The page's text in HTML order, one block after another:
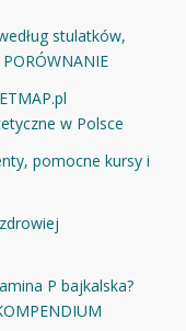
stulatków,
w Polsce
pomocne kursy i
P bajkalska?